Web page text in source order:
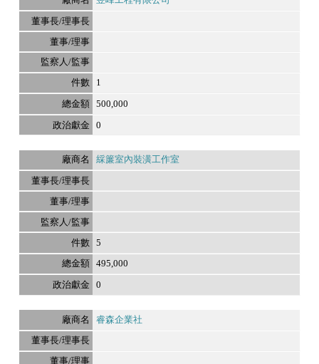
1
500,000
0
綵簾室內裝潢工作室
5
495,000
0
睿森企業社